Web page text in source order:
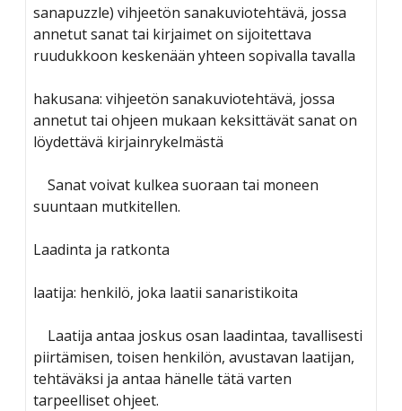
sanapuzzle) vihjeetön sanakuviotehtävä, jossa
annetut sanat tai kirjaimet on sijoitettava
ruudukkoon keskenään yhteen sopivalla tavalla
hakusana: vihjeetön sanakuviotehtävä, jossa
annetut tai ohjeen mukaan keksittävät sanat on
löydettävä kirjainrykelmästä
Sanat voivat kulkea suoraan tai moneen
suuntaan mutkitellen.
Laadinta ja ratkonta
laatija: henkilö, joka laatii sanaristikoita
Laatija antaa joskus osan laadintaa, tavallisesti
piirtämisen, toisen henkilön, avustavan laatijan,
tehtäväksi ja antaa hänelle tätä varten
tarpeelliset ohjeet.